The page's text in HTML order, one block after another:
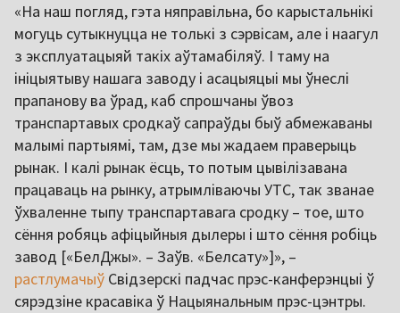
«На наш погляд, гэта няправільна, бо карыстальнікі
могуць сутыкнуцца не толькі з сэрвісам, але і наагул
з эксплуатацыяй такіх аўтамабіляў. І таму на
ініцыятыву нашага заводу і асацыяцыі мы ўнеслі
прапанову ва ўрад, каб спрошчаны ўвоз
транспартавых сродкаў сапраўды быў абмежаваны
малымі партыямі, там, дзе мы жадаем праверыць
рынак. І калі рынак ёсць, то потым цывілізавана
працаваць на рынку, атрымліваючы УТС, так званае
ўхваленне тыпу транспартавага сродку – тое, што
сёння робяць афіцыйныя дылеры і што сёння робіць
завод [«БелДжы». – Заўв. «Белсату»]», –
растлумачыў Свідзерскі падчас прэс-канферэнцыі ў
сярэдзіне красавіка ў Нацыянальным прэс-цэнтры.